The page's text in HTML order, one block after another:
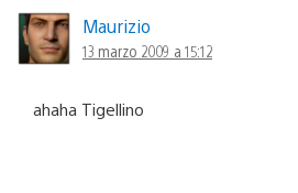
Maurizio
13 marzo 2009 a 15:12
ahaha Tigellino